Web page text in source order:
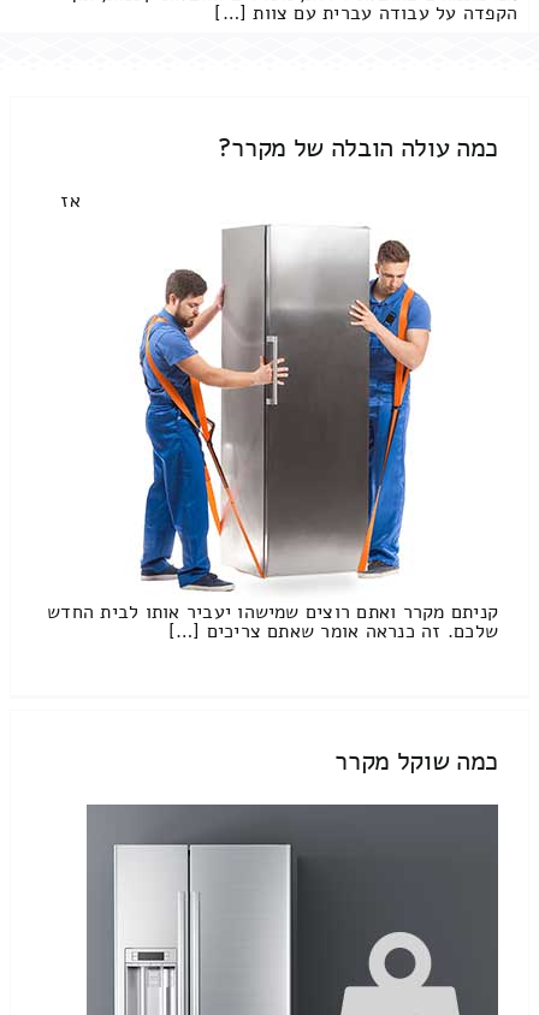
הקפדה על עבודה עברית עם צוות […]
כמה עולה הובלה של מקרר?
אז
קניתם מקרר ואתם רוצים שמישהו יעביר אותו לבית החדש
שלכם. זה כנראה אומר שאתם צריכים […]
כמה שוקל מקרר